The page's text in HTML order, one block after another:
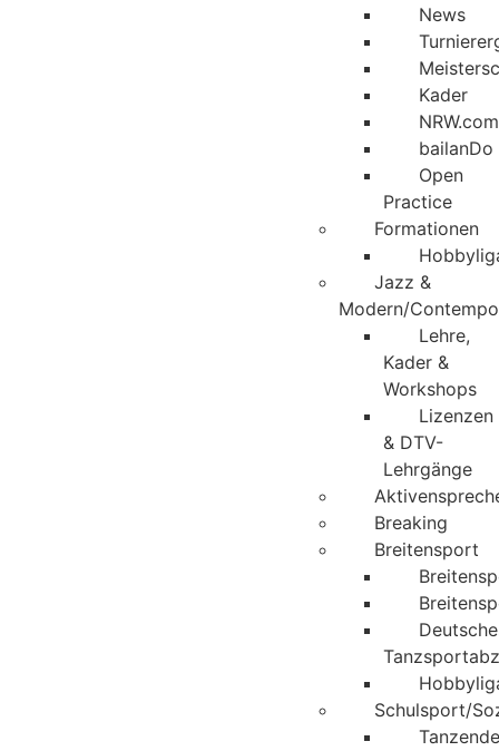
News
Kader
bailanDo
Open
Practice
Formationen
Jazz &
Modern/
Lehre,
Kader &
Workshops
Lizenzen
& DTV-
Lehrgänge
Breaking
Breitensport
Schulsport/
Tanzende